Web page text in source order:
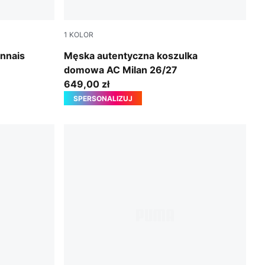
1 KOLOR
Męska autentyczna koszulka
domowa AC Milan 26/27
PUMA Black-For All Time Red
649,00 zł
SPERSONALIZUJ